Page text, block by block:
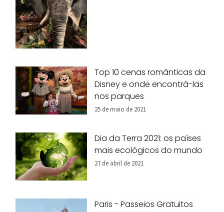
Top 10 cenas românticas da
Disney e onde encontrá-las
nos parques
25 de maio de 2021
Dia da Terra 2021: os países
mais ecológicos do mundo
27 de abril de 2021
Paris - Passeios Gratuitos